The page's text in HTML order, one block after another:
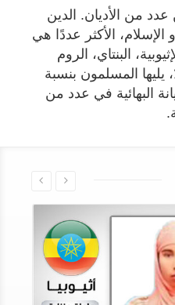
عدد من الأديان. الدين
الأكثر عددًا هي
البنتاي، الروم
) بإجمالي 62.8٪، يليها المسلمون بنسبة
البهائية في عدد من